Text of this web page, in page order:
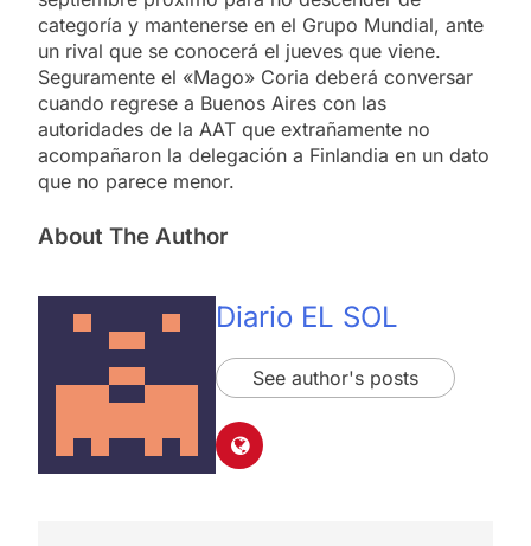
categoría y mantenerse en el Grupo Mundial, ante
un rival que se conocerá el jueves que viene.
Seguramente el «Mago» Coria deberá conversar
cuando regrese a Buenos Aires con las
autoridades de la AAT que extrañamente no
acompañaron la delegación a Finlandia en un dato
que no parece menor.
About The Author
Diario EL SOL
See author's posts